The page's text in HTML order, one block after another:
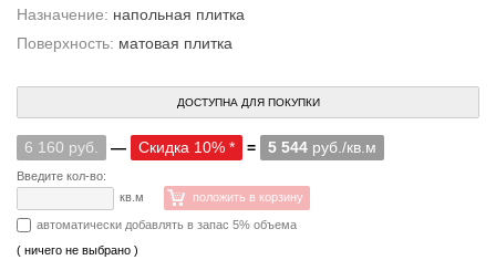
Назначение: напольная плитка
Поверхность: матовая плитка
ДОСТУПНА ДЛЯ ПОКУПКИ
6 160 руб. — Скидка 10% * = 5 544 руб./кв.м
Введите кол-во:
кв.м
положить в корзину
автоматически добавлять в запас 5% объема
( ничего не выбрано )